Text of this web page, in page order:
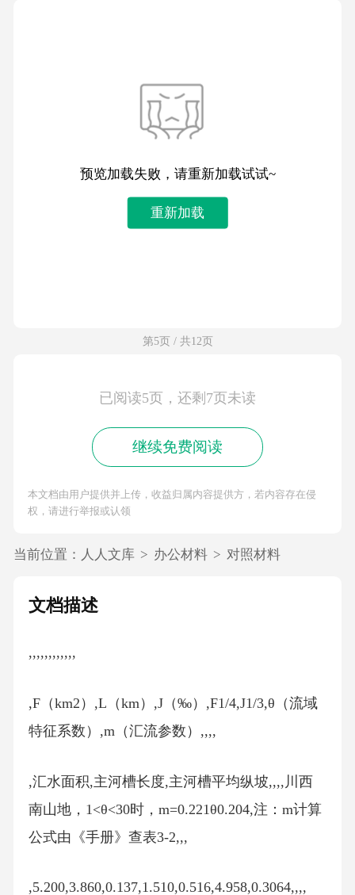
预览加载失败，请重新加载试试~
重新加载
第5页 / 共12页
已阅读5页，还剩7页未读
继续免费阅读
本文档由用户提供并上传，收益归属内容提供方，若内容存在侵
权，请进行举报或认领
当前位置： 人人文库 > 办公材料 > 对照材料
文档描述
,,,,,,,,,,,,
,F（km2）,L（km）,J（‰）,F1/4,J1/3,θ（流域
特征系数）,m（汇流参数）,,,,
,汇水面积,主河槽长度,主河槽平均纵坡,,,,川西
南山地，1<θ<30时，m=0.221θ0.204,注：m计算
公式由《手册》查表3-2,,,
,5.200,3.860,0.137,1.510,0.516,4.958,0.3064,,,,